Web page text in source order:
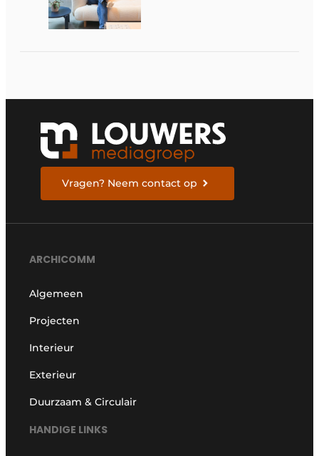
Vragen? Neem contact op
ARCHICOMM
Algemeen
Projecten
Interieur
Exterieur
Duurzaam & Circulair
HANDIGE LINKS